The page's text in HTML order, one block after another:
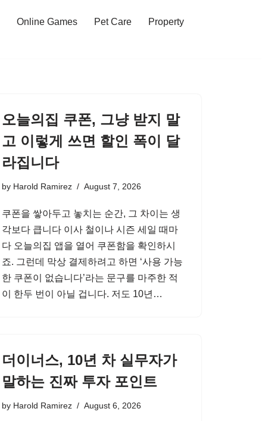
Online Games Pet Care
Property
오늘의집 쿠폰, 그냥 받지 말
고 이렇게 쓰면 할인 폭이 달
라집니다
by Harold Ramirez August 7, 2026
쿠폰을 쌓아두고 놓치는 순간, 그 차이는 생
각보다 큽니다 이사 철이나 시즌 세일 때마
다 오늘의집 앱을 열어 쿠폰함을 확인하시
죠. 그런데 막상 결제하려고 하면 ‘사용 가능
한 쿠폰이 없습니다’라는 문구를 마주한 적
이 한두 번이 아닐 겁니다. 저도 10년…
더이너스, 10년 차 실무자가
말하는 진짜 투자 포인트
by Harold Ramirez August 6, 2026